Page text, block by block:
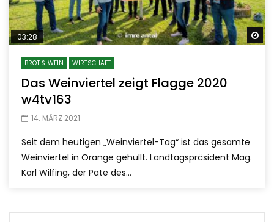
03:28
BROT & WEIN WIRTSCHAFT
Das Weinviertel zeigt Flagge 2020
w4tv163
14. MÄRZ 2021
Seit dem heutigen „Weinviertel-Tag“ ist das gesamte
Weinviertel in Orange gehüllt. Landtagspräsident Mag.
Karl Wilfing, der Pate des...